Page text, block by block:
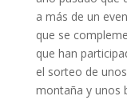
a más de un
que se
que han
el sorteo de
montaña y unos